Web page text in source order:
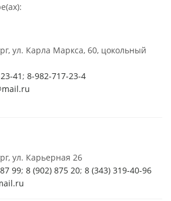
ул. Карла Маркса, 60, цокольный
41 ; 8-982-717-23-4
ул. Карьерная 26
99; 8 (902) 875 20; 8 (343) 319-40-96